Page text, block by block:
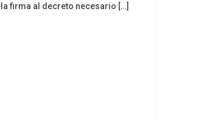
la firma al decreto necesario […]